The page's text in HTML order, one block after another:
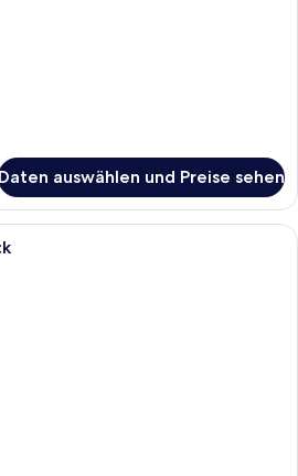
auswählen und Preise sehen
Ein gemütliches Schlafzimmer mit